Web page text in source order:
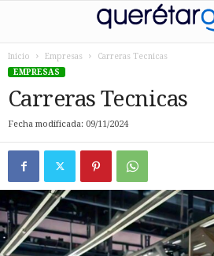
Inicio Empresas
Carreras Tecnicas
EMPRESAS
Carreras Tecnicas
Fecha modificada: 09/11/2024